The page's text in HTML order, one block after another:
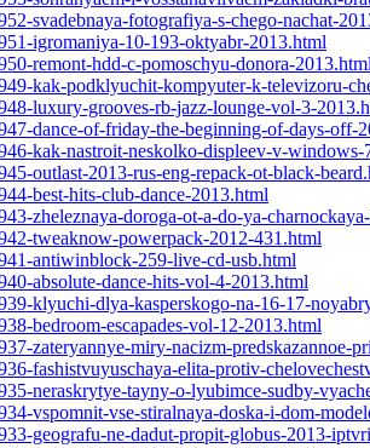
svadebnaya-fotografiya-s-chego-nachat-
igromaniya-10-193-oktyabr-2013.html
remont-hdd-c-pomoschyu-donora-2013.html
kak-podklyuchit-kompyuter-k-televizoru-
luxury-grooves-rb-jazz-lounge-vol-3-
dance-of-friday-the-beginning-of-days-off-
kak-nastroit-neskolko-displeev-v-windows-
outlast-2013-rus-eng-repack-ot-black-
best-hits-club-dance-2013.html
zheleznaya-doroga-ot-a-do-ya-
tweaknow-powerpack-2012-431.html
antiwinblock-259-live-cd-usb.html
absolute-dance-hits-vol-4-2013.html
klyuchi-dlya-kasperskogo-na-16-17-
bedroom-escapades-vol-12-2013.html
zateryannye-miry-nacizm-predskazannoe-
fashistvuyuschaya-elita-protiv-
neraskrytye-tayny-o-lyubimce-sudby-
vspomnit-vse-stiralnaya-doska-i-dom-
geografu-ne-dadut-propit-globus-2013-